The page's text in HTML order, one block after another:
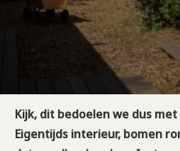
Kijk, dit bedoelen we dus
Eigentijds interieur, bomen